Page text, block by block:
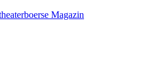
Magazin